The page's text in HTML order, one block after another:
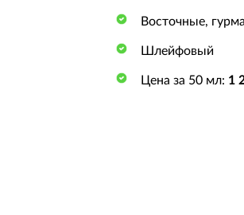
Восточные,
Шлейфовый
Цена за 50 мл: 1